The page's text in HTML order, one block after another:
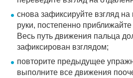
снова зафиксируйте взгляд
руки, постепенно приближайте
Весь путь движения пальца
зафиксирован взглядом;
повторите предыдущее
выполните все движения